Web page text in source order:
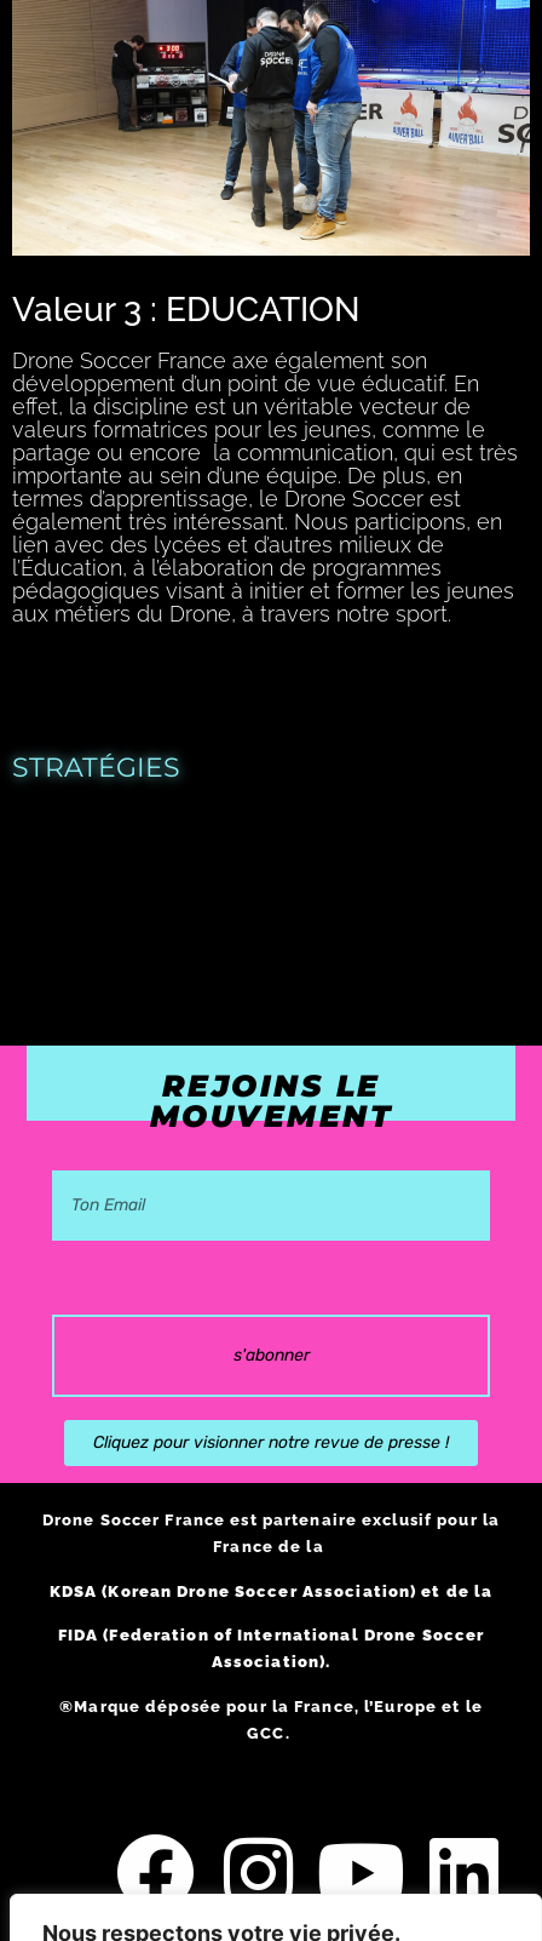
Nous respectons votre vie privée.
Valeur 3 : EDUCATION
Drone Soccer France axe également son
développement d’un point de vue éducatif. En
effet, la discipline est un véritable vecteur de
valeurs formatrices pour les jeunes, comme le
partage ou encore la communication, qui est très
importante au sein d’une équipe. De plus, en
termes d’apprentissage, le Drone Soccer est
également très intéressant. Nous participons, en
lien avec des lycées et d’autres milieux de
l’Éducation, à l’élaboration de programmes
pédagogiques visant à initier et former les jeunes
aux métiers du Drone, à travers notre sport.
STRATÉGIES
REJOINS LE
MOUVEMENT
s'abonner
Cliquez pour visionner notre revue de presse !
Drone Soccer France est partenaire exclusif pour la
France de la
KDSA (Korean Drone Soccer Association) et de la
FIDA (Federation of International Drone Soccer
Association).
®Marque déposée pour la France, l’Europe et le
GCC.